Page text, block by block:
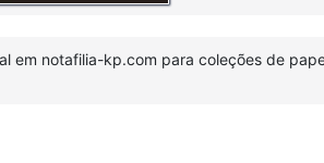
em notafilia-kp.com para coleções de